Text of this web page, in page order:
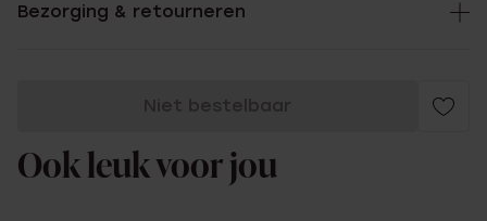
Bezorging & retourneren
Niet bestelbaar
Ook leuk voor jou